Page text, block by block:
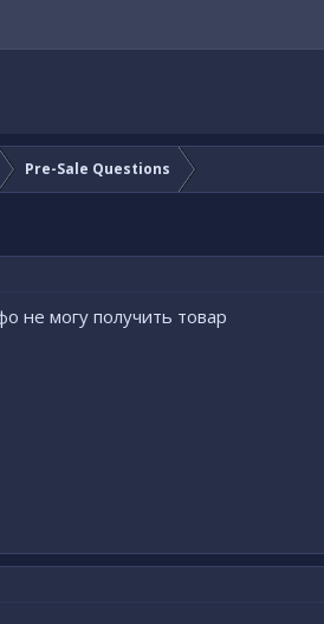
Pre-Sale Questions
не могу получить товар